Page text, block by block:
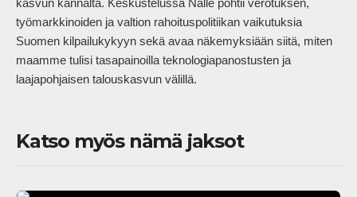
kasvun kannalta. Keskustelussa Nalle pohtii verotuksen,
työmarkkinoiden ja valtion rahoituspolitiikan vaikutuksia
Suomen kilpailukykyyn sekä avaa näkemyksiään siitä, miten
maamme tulisi tasapainoilla teknologiapanostusten ja
laajapohjaisen talouskasvun välillä.
Katso myös nämä jaksot